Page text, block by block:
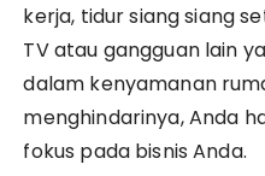
kerja, tidur siang siang
TV atau gangguan lain
dalam kenyamanan
menghindarinya, Anda
fokus pada bisnis Anda.